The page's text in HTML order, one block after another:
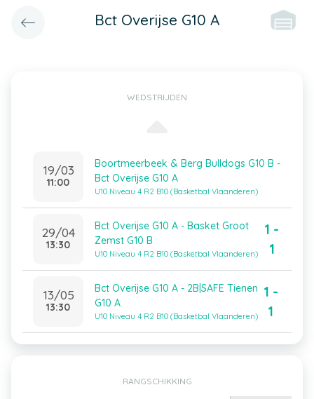
Bct Overijse G10 A
WEDSTRIJDEN
19/03
11:00
Boortmeerbeek & Berg Bulldogs G10 B -
Bct Overijse G10 A
U10 Niveau 4 R2 B10 (Basketbal Vlaanderen)
29/04
13:30
Bct Overijse G10 A - Basket Groot
Zemst G10 B
U10 Niveau 4 R2 B10 (Basketbal Vlaanderen)
1 -
1
13/05
13:30
Bct Overijse G10 A - 2B|SAFE Tienen
G10 A
U10 Niveau 4 R2 B10 (Basketbal Vlaanderen)
1 -
1
RANGSCHIKKING